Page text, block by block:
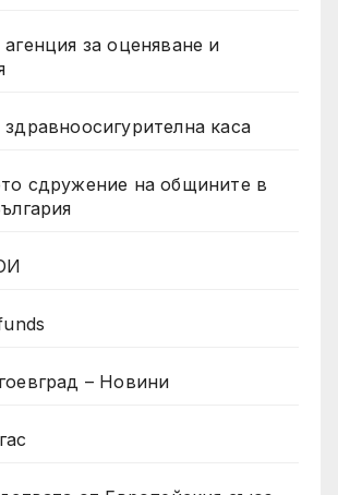
за оценяване и
каса
сдружение на общините в
– Новини